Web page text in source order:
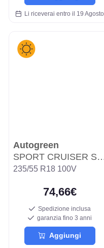
Li riceverai entro il 19 Agosto
Autogreen
SPORT CRUISER SC6
235/55 R18 100V
74,66€
Spedizione inclusa
garanzia fino 3 anni
Aggiungi